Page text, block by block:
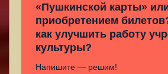
«Пушкинской карты»
приобретением
как улучшить работу
культуры?
Напишите — решим!